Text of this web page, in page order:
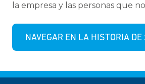
la empresa y las personas que
NAVEGAR EN LA HISTORIA DE